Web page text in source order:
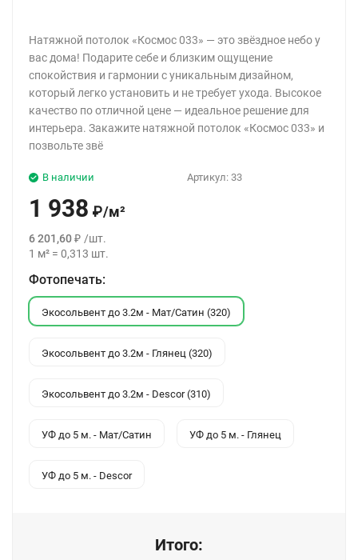
Натяжной потолок «Космос 033» — это звёздное небо у
вас дома! Подарите себе и близким ощущение
спокойствия и гармонии с уникальным дизайном,
который легко установить и не требует ухода. Высокое
качество по отличной цене — идеальное решение для
интерьера. Закажите натяжной потолок «Космос 033» и
позвольте звё
Артикул: 33
В наличии
1 938 ₽/м²
6 201,60₽ /шт.
1 м² = 0,313 шт.
Фотопечать:
Экосольвент до 3.2м - Мат/Сатин (320)
Экосольвент до 3.2м - Глянец (320)
Экосольвент до 3.2м - Descor (310)
УФ до 5 м. - Мат/Сатин УФ до 5 м. - Глянец
УФ до 5 м. - Descor
Итого: